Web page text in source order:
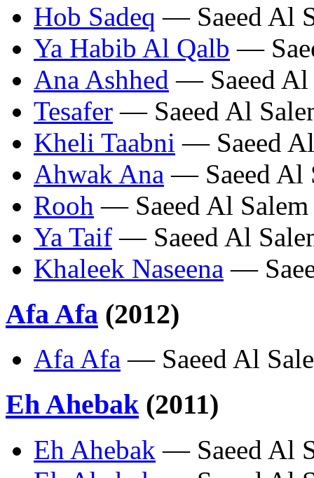
Hob Sadeq — Saeed Al
Ya Habib Al Qalb —
Ana Ashhed — Saeed Al
Tesafer — Saeed Al
Kheli Taabni — Saeed
Ahwak Ana — Saeed Al
Rooh — Saeed Al Salem
Ya Taif — Saeed Al
Khaleek Naseena —
Afa Afa (2012)
Afa Afa — Saeed Al
Eh Ahebak(2011)
Eh Ahebak — Saeed Al